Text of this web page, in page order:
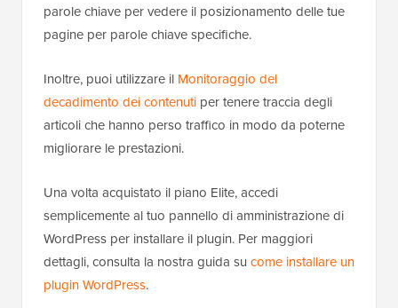
parole chiave per vedere il posizionamento delle tue
pagine per parole chiave specifiche.
Inoltre, puoi utilizzare il Monitoraggio del
decadimento dei contenuti per tenere traccia degli
articoli che hanno perso traffico in modo da poterne
migliorare le prestazioni.
Una volta acquistato il piano Elite, accedi
semplicemente al tuo pannello di amministrazione di
WordPress per installare il plugin. Per maggiori
dettagli, consulta la nostra guida su come installare un
plugin WordPress.